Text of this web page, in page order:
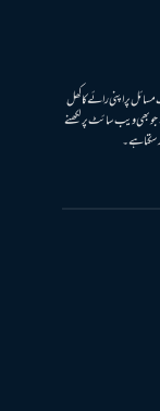
پر اپنی رائے کا کھل
بھی ویب سائٹ پر لکھنے
ہے۔